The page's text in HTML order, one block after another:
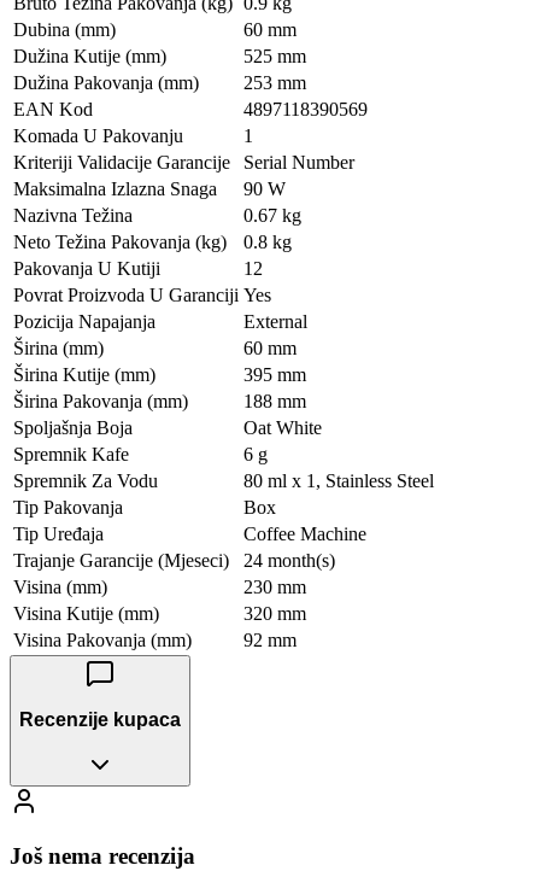
Dubina (mm)
60 mm
Dužina Kutije (mm)
525 mm
Dužina Pakovanja (mm)
253 mm
EAN Kod
4897118390569
Komada U Pakovanju
1
Kriteriji Validacije Garancije
Serial Number
Maksimalna Izlazna Snaga
90 W
Nazivna Težina
0.67 kg
Neto Težina Pakovanja (kg)
0.8 kg
Pakovanja U Kutiji
12
Povrat Proizvoda U Garanciji Yes
Pozicija Napajanja
External
Širina (mm)
60 mm
Širina Kutije (mm)
395 mm
Širina Pakovanja (mm)
188 mm
Spoljašnja Boja
Oat White
Spremnik Kafe
6 g
Spremnik Za Vodu
80 ml x 1, Stainless Steel
Tip Pakovanja
Box
Tip Uređaja
Coffee Machine
Trajanje Garancije (Mjeseci)
24 month(s)
Visina (mm)
230 mm
Visina Kutije (mm)
320 mm
Visina Pakovanja (mm)
92 mm
Recenzije kupaca
Još nema recenzija